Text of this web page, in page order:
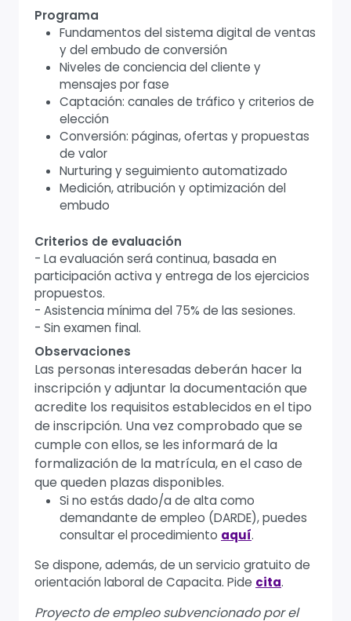
Programa
Fundamentos del sistema digital de ventas
y del embudo de conversión
Niveles de conciencia del cliente y
mensajes por fase
Captación: canales de tráfico y criterios de
elección
Conversión: páginas, ofertas y propuestas
de valor
Nurturing y seguimiento automatizado
Medición, atribución y optimización del
embudo
Criterios de evaluación
- La evaluación será continua, basada en
participación activa y entrega de los ejercicios
propuestos.
- Asistencia mínima del 75% de las sesiones.
- Sin examen final.
Observaciones
Las personas interesadas deberán hacer la
inscripción y adjuntar la documentación que
acredite los requisitos establecidos en el tipo
de inscripción. Una vez comprobado que se
cumple con ellos, se les informará de la
formalización de la matrícula, en el caso de
que queden plazas disponibles.
Si no estás dado/a de alta como
demandante de empleo (DARDE), puedes
consultar el procedimiento aquí.
Se dispone, además, de un servicio gratuito de
orientación laboral de Capacita. Pide cita.
Proyecto de empleo subvencionado por el